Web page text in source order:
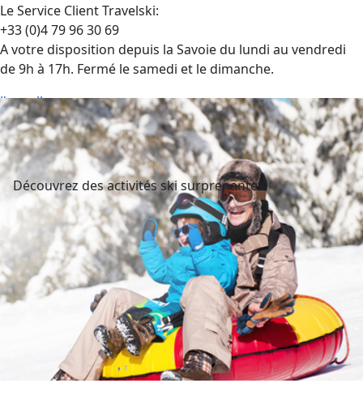
Le Service Client Travelski:
+33 (0)4 79 96 30 69
A votre disposition depuis la Savoie du lundi au vendredi
de 9h à 17h. Fermé le samedi et le dimanche.
J'appelle
Découvrez des activités ski surprenantes